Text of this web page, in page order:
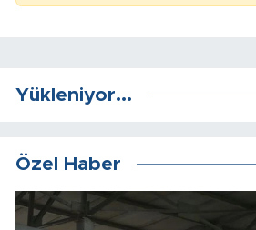
Yükleniyor...
Özel Haber